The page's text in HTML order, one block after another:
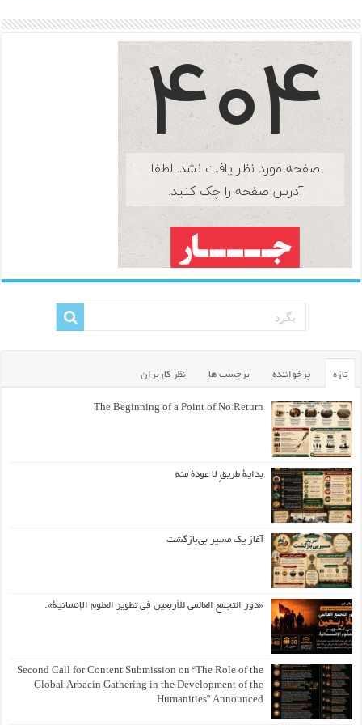
تازه پرخواننده برچسب ها نظر کاربران
The Beginning of a Point of No Return
بداية طريقٍ لا عودة منه
آغاز یک مسیر بی‌بازگشت
«دور التجمع العالمي للأربعين في تطوير العلوم الإنسانية».
Second Call for Content Submission on “The Role of the
Global Arbaein Gathering in the Development of the
Humanities” Announced